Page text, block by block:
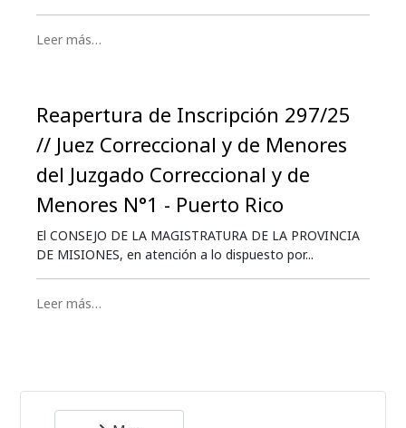
Leer más…
Reapertura de Inscripción 297/25
// Juez Correccional y de Menores
del Juzgado Correccional y de
Menores N°1 - Puerto Rico
El CONSEJO DE LA MAGISTRATURA DE LA PROVINCIA
DE MISIONES, en atención a lo dispuesto por...
Leer más…